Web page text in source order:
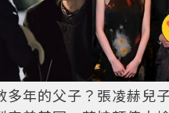
多年的父子？張凌赫兒